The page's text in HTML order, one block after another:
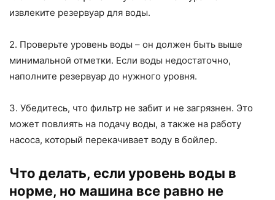
извлеките резервуар для воды.
2. Проверьте уровень воды – он должен быть выше
минимальной отметки. Если воды недостаточно,
наполните резервуар до нужного уровня.
3. Убедитесь, что фильтр не забит и не загрязнен. Это
может повлиять на подачу воды, а также на работу
насоса, который перекачивает воду в бойлер.
Что делать, если уровень воды в
норме, но машина все равно не